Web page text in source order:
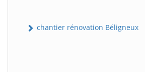
chantier rénovation Béligneux